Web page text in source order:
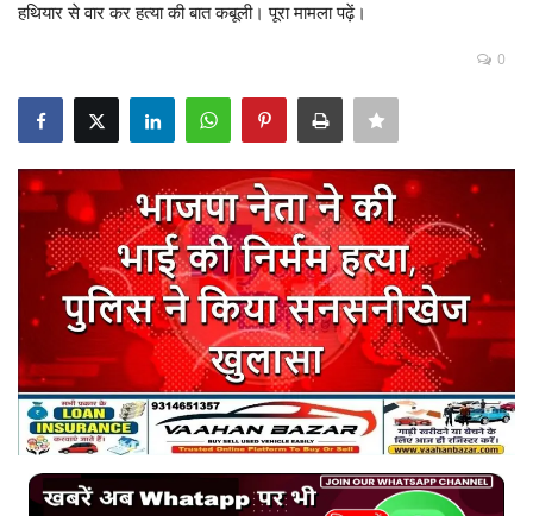
मनोरंजन
पॉलिटिक्स
धर्म
बिजनेस
Language
English Hindi
हथियार से वार कर हत्या की बात कबूली। पूरा मामला पढ़ें।
0